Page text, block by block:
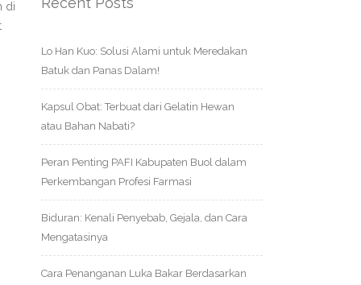
di
Lo Han Kuo: Solusi Alami untuk Meredakan
Batuk dan Panas Dalam!
Kapsul Obat: Terbuat dari Gelatin Hewan
atau Bahan Nabati?
Peran Penting PAFI Kabupaten Buol dalam
Perkembangan Profesi Farmasi
Biduran: Kenali Penyebab, Gejala, dan Cara
Mengatasinya
Cara Penanganan Luka Bakar Berdasarkan